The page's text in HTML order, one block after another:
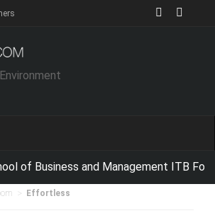
of Business and Management ITB For
Effortless